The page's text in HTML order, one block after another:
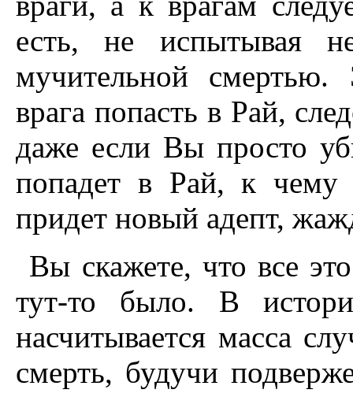
есть, не испытывая
мучительной
врага попасть в Рай,
даже если Вы просто
попадет в Рай, к чему
придет новый адепт,
Вы скажете, что все
тут-то было. В
насчитывается масса
смерть, будучи